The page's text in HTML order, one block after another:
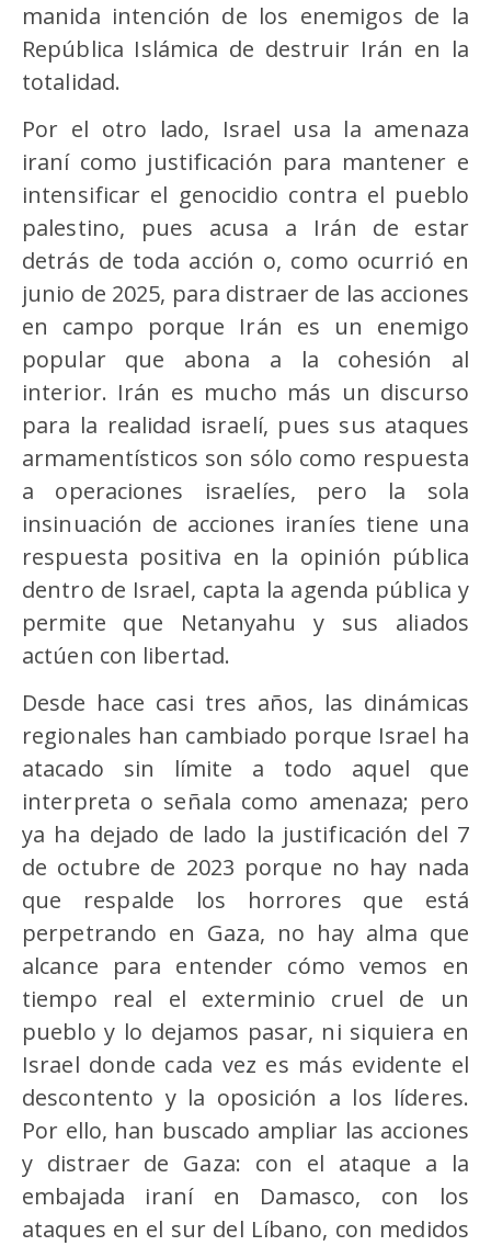
manida intención de los enemigos de la
República Islámica de destruir Irán en la
totalidad.
Por el otro lado, Israel usa la amenaza
iraní como justificación para mantener e
intensificar el genocidio contra el pueblo
palestino, pues acusa a Irán de estar
detrás de toda acción o, como ocurrió en
junio de 2025, para distraer de las acciones
en campo porque Irán es un enemigo
popular que abona a la cohesión al
interior. Irán es mucho más un discurso
para la realidad israelí, pues sus ataques
armamentísticos son sólo como respuesta
a operaciones israelíes, pero la sola
insinuación de acciones iraníes tiene una
respuesta positiva en la opinión pública
dentro de Israel, capta la agenda pública y
permite que Netanyahu y sus aliados
actúen con libertad.
Desde hace casi tres años, las dinámicas
regionales han cambiado porque Israel ha
atacado sin límite a todo aquel que
interpreta o señala como amenaza; pero
ya ha dejado de lado la justificación del 7
de octubre de 2023 porque no hay nada
que respalde los horrores que está
perpetrando en Gaza, no hay alma que
alcance para entender cómo vemos en
tiempo real el exterminio cruel de un
pueblo y lo dejamos pasar, ni siquiera en
Israel donde cada vez es más evidente el
descontento y la oposición a los líderes.
Por ello, han buscado ampliar las acciones
y distraer de Gaza: con el ataque a la
embajada iraní en Damasco, con los
ataques en el sur del Líbano, con medidos